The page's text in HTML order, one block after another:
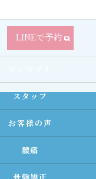
LINEで予約
スタッフ
お客様の声
腰痛
骨盤矯正